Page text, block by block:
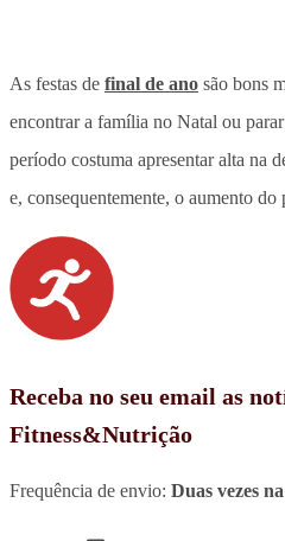
As festas de final de ano são bons
encontrar a família no Natal ou
período costuma apresentar alta na
e, consequentemente, o aumento do
Receba no seu email as
Fitness&Nutrição
Frequência de envio: Duas vezes